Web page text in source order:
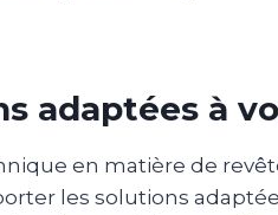
adaptées à
en matière de
les solutions